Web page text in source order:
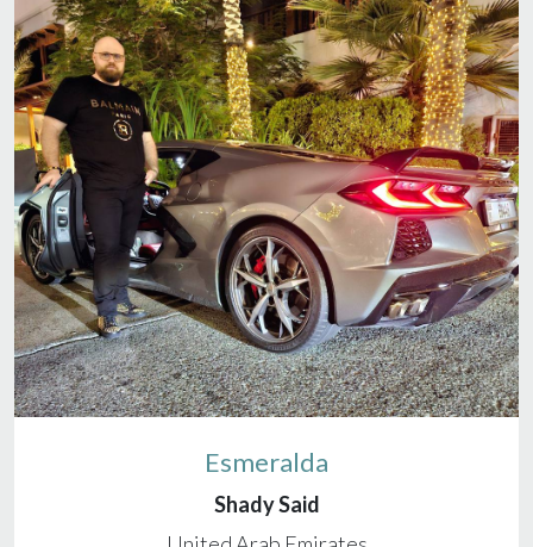
Esmeralda
Shady Said